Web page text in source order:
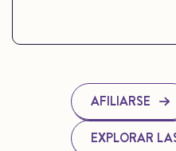
AFILIARSE
EXPLORAR